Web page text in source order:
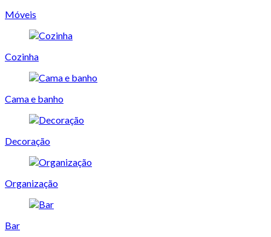
Móveis
Cozinha
Cama e banho
Decoração
Organização
Bar